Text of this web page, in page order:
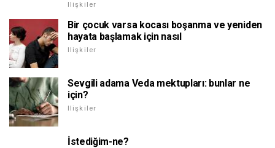
Ilişkiler
Bir çocuk varsa kocası boşanma ve yeniden
hayata başlamak için nasıl
Ilişkiler
Sevgili adama Veda mektupları: bunlar ne
için?
Ilişkiler
İstediğim-ne?